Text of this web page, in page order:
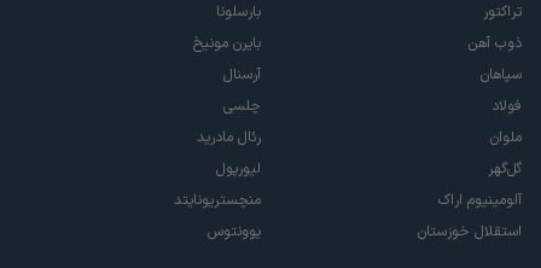
تراکتور
ذوب آهن
سپاهان
فولاد
ملوان
گل‌گهر
آلومینیوم اراک
استقلال خوزستان
بارسلونا
بایرن مونیخ
آرسنال
چلسی
رئال مادرید
لیورپول
منچستریونایتد
یوونتوس